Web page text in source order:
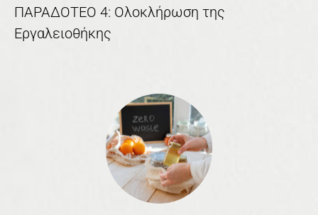
ΠΑΡΑΔΟΤΕΟ 4: Ολοκλήρωση της
Εργαλειοθήκης